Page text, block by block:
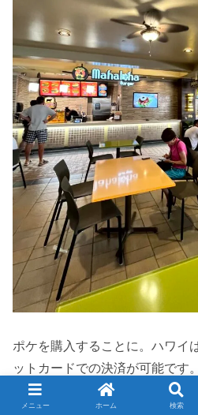
ポケを購入することに。ハワイ
ットカードでの決済が可能です。
メニュー ホーム 検索